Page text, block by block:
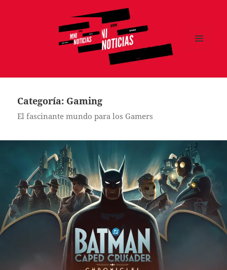
Categoría: Gaming
El fascinante mundo para los Gamers